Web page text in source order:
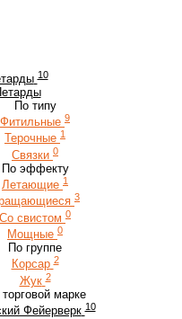
10
По типу
Фитильные 9
Терочные 1
Связки 0
По эффекту
Летающие 1
3
Со свистом 0
Мощные 0
По группе
Корсар 2
Жук 2
марке
Фейерверк 10